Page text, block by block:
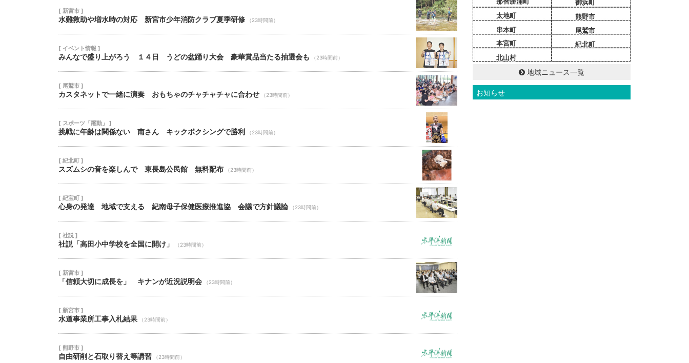
[ 新宮市 ]
水難救助や増水時の対応 新宮市少年消防クラブ夏季研修 （23時間前）
[ イベント情報 ]
みんなで盛り上がろう １４日 うどの盆踊り大会 豪華賞品当たる抽選会も （23時間前）
[ 尾鷲市 ]
カスタネットで一緒に演奏 おもちゃのチャチャチャに合わせ （23時間前）
[ スポーツ「躍動」 ]
挑戦に年齢は関係ない 南さん キックボクシングで勝利 （23時間前）
[ 紀北町 ]
スズムシの音を楽しんで 東長島公民館 無料配布 （23時間前）
[ 紀宝町 ]
心身の発達 地域で支える 紀南母子保健医療推進協 会議で方針議論 （23時間前）
[ 社説 ]
社説「高田小中学校を全国に開け」 （23時間前）
[ 新宮市 ]
「信頼大切に成長を」 キナンが近況説明会 （23時間前）
[ 新宮市 ]
水道事業所工事入札結果 （23時間前）
[ 熊野市 ]
自由研削と石取り替え等講習 （23時間前）
太地町
串本町
本宮町
北山村
御浜町
熊野市
尾鷲市
紀北町
地域ニュース一覧
お知らせ